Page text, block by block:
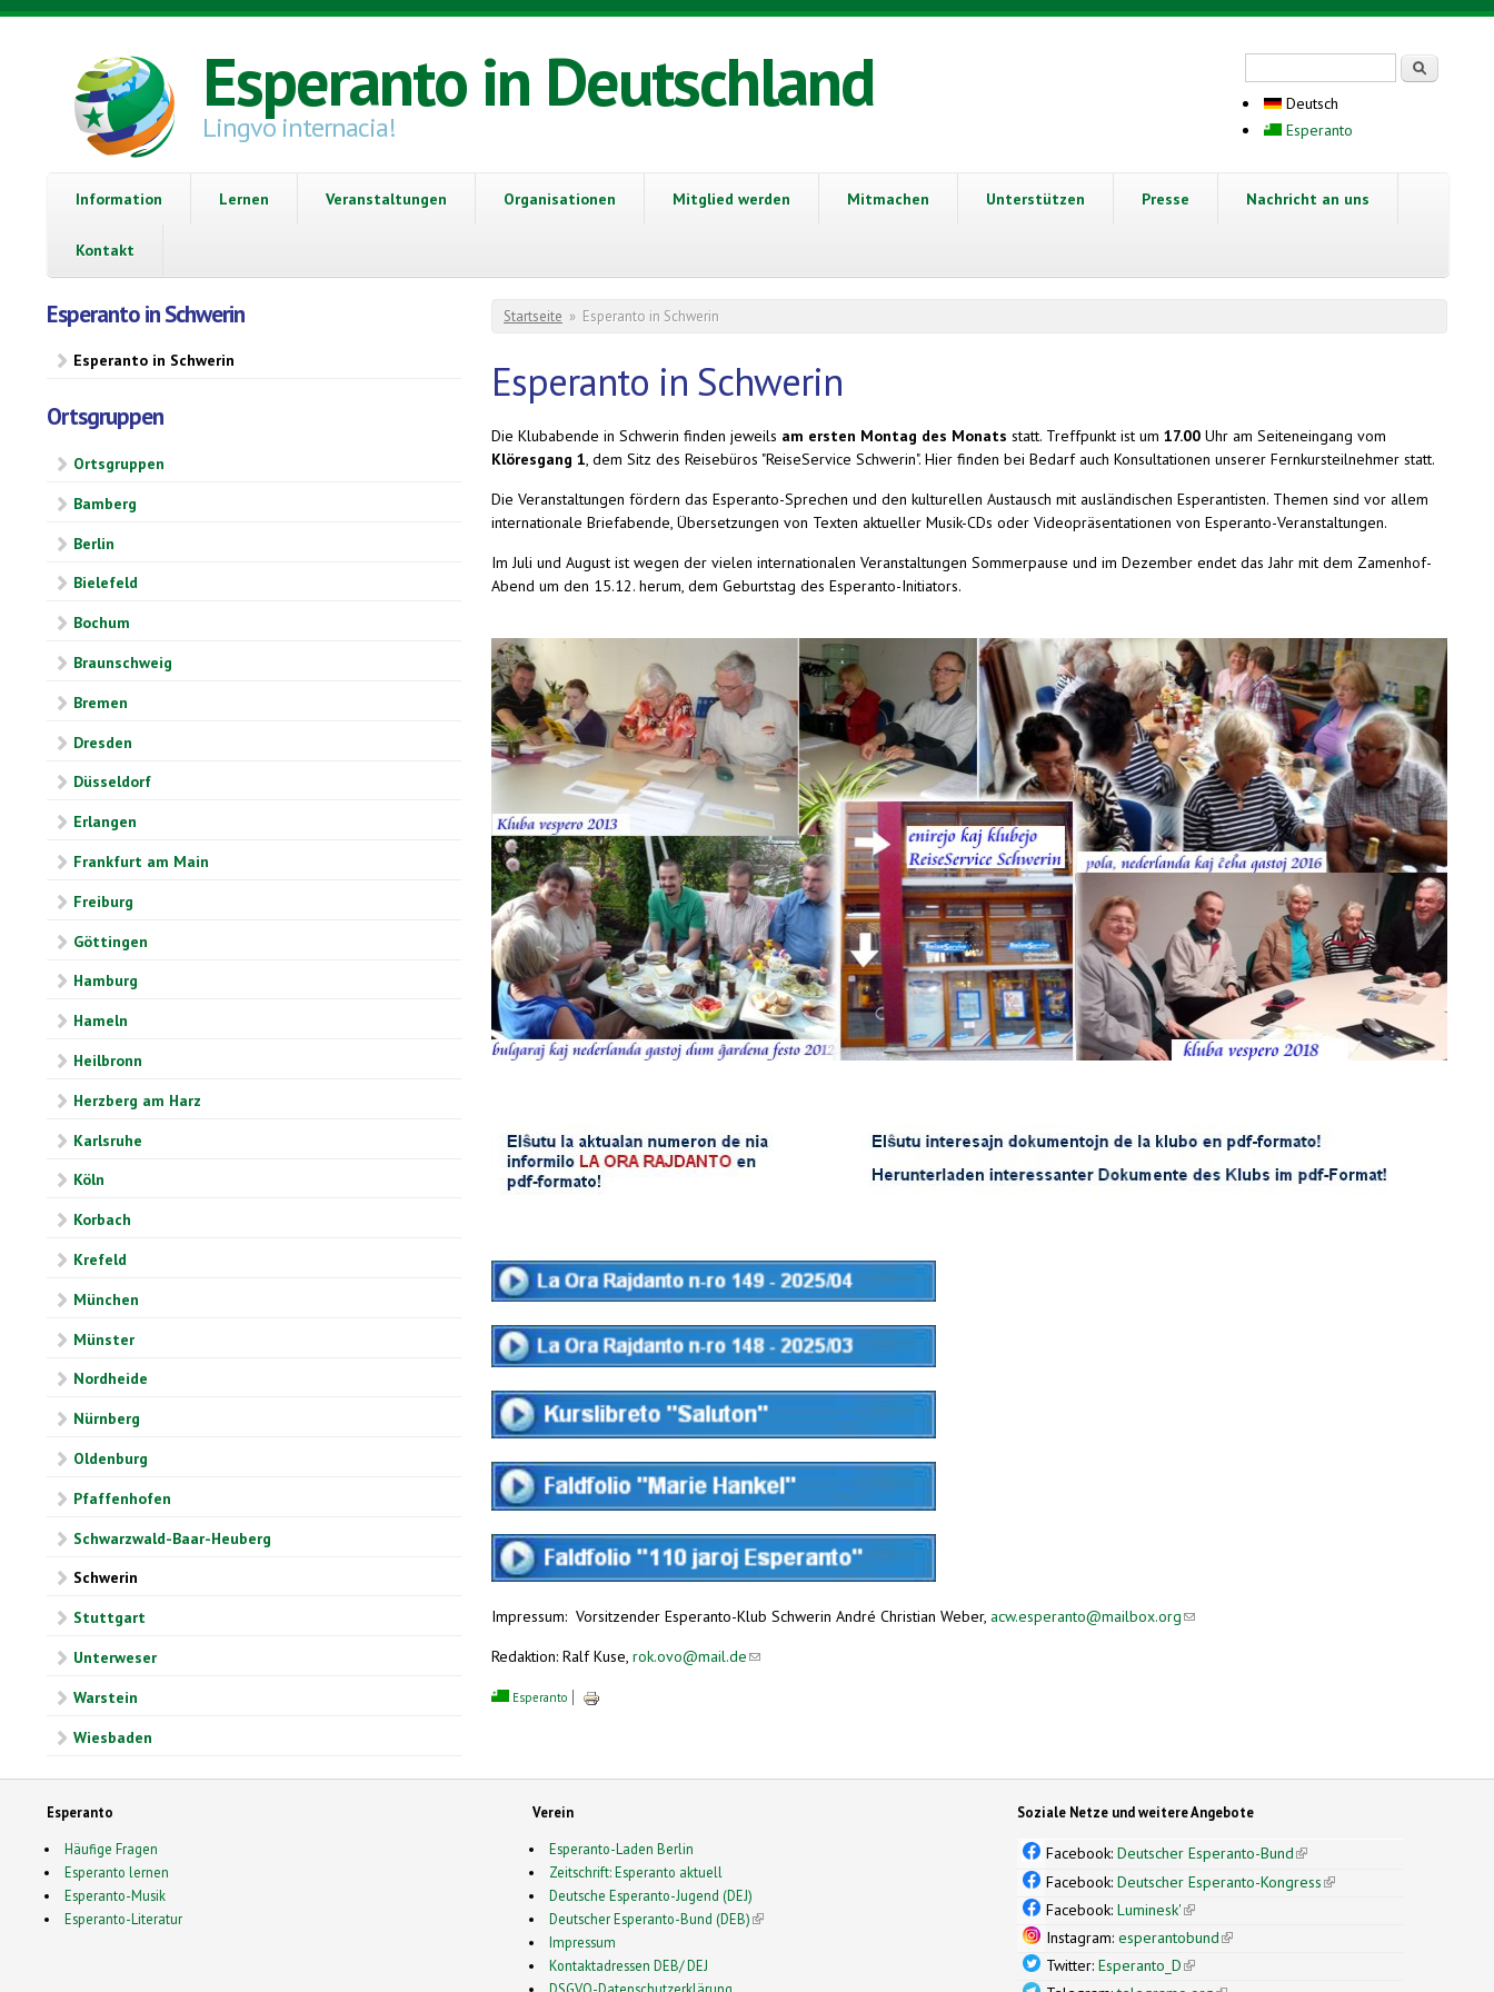
Direkt zum Inhalt
Esperanto in Deutschland
Lingvo internacia!
Deutsch
Esperanto
Information Lernen Veranstaltungen Organisationen Mitglied werden Mitmachen Unterstützen Presse Nachricht an uns
Kontakt
Esperanto in Schwerin
Esperanto in Schwerin
Ortsgruppen
Ortsgruppen
Bamberg
Berlin
Bielefeld
Bochum
Braunschweig
Bremen
Dresden
Düsseldorf
Erlangen
Frankfurt am Main
Freiburg
Göttingen
Hamburg
Hameln
Heilbronn
Herzberg am Harz
Karlsruhe
Köln
Korbach
Krefeld
München
Münster
Nordheide
Nürnberg
Oldenburg
Pfaffenhofen
Schwarzwald-Baar-Heuberg
Schwerin
Stuttgart
Unterweser
Warstein
Wiesbaden
Sie sind hier
Startseite » Esperanto in Schwerin
Esperanto in Schwerin
Die Klubabende in Schwerin finden jeweils am ersten Montag des Monats statt. Treffpunkt ist um 17.00 Uhr am Seiteneingang vom
Klöresgang 1, dem Sitz des Reisebüros "ReiseService Schwerin". Hier finden bei Bedarf auch Konsultationen unserer Fernkursteilnehmer statt.
Die Veranstaltungen fördern das Esperanto-Sprechen und den kulturellen Austausch mit ausländischen Esperantisten. Themen sind vor allem
internationale Briefabende, Übersetzungen von Texten aktueller Musik-CDs oder Videopräsentationen von Esperanto-Veranstaltungen.
Im Juli und August ist wegen der vielen internationalen Veranstaltungen Sommerpause und im Dezember endet das Jahr mit dem Zamenhof-
Abend um den 15.12. herum, dem Geburtstag des Esperanto-Initiators.
Impressum: Vorsitzender Esperanto-Klub Schwerin André Christian Weber, acw.esperanto@mailbox.org(link sends e-mail)
Redaktion: Ralf Kuse, rok.ovo@mail.de(link sends e-mail)
Esperanto
Esperanto
Häufige Fragen
Esperanto lernen
Esperanto-Musik
Esperanto-Literatur
Verein
Esperanto-Laden Berlin
Zeitschrift: Esperanto aktuell
Deutsche Esperanto-Jugend (DEJ)
Deutscher Esperanto-Bund (DEB)(link is external)
Impressum
Kontaktadressen DEB/ DEJ
DSGVO-Datenschutzerklärung
Soziale Netze und weitere Angebote
Facebook:Deutscher Esperanto-Bund(link is external)
Facebook:Deutscher Esperanto-Kongress(link is external)
Facebook:Luminesk'(link is external)
Instagram:esperantobund(link is external)
Twitter:Esperanto_D(link is external)